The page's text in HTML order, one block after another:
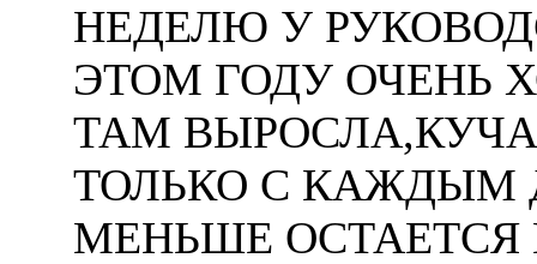
НЕДЕЛЮ У
ЭТОМ ГОДУ ОЧЕНЬ
ТАМ
ТОЛЬКО С КАЖДЫМ
МЕНЬШЕ